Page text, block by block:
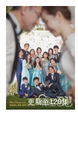
更新至120集